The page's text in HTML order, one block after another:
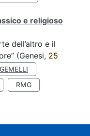
e religioso
dell’altro e il
(Genesi, 25
RMG